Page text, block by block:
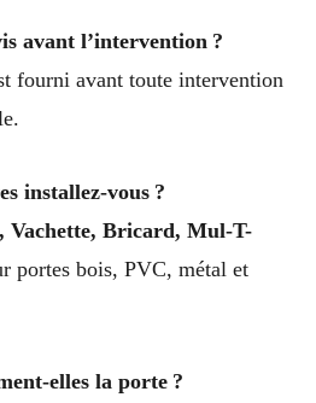
avant l’intervention ?
fourni avant toute intervention
installez-vous ?
Vachette, Bricard, Mul-T-
portes bois, PVC, métal et
elles la porte ?